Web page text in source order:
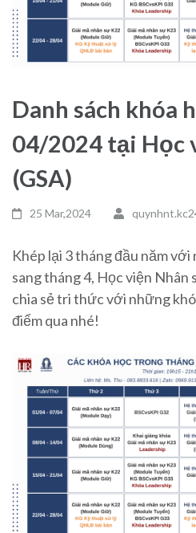
Danh sách khóa
04/2024 tại Học
(GSA)
25 Mar,2024
Khép lại 3 tháng đầu năm
sang tháng 4, Học viện
chia sẻ tri thức với những
điểm qua nhé!